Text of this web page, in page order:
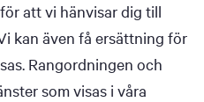
att vi hänvisar dig till
kan även få ersättning för
Rangordningen och
som visas i våra